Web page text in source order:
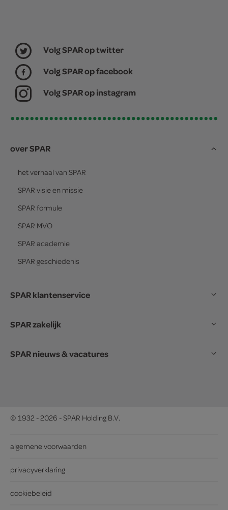
Volg SPAR op twitter
Volg SPAR op facebook
Volg SPAR op instagram
over SPAR
het verhaal van SPAR
SPAR visie en missie
SPAR formule
SPAR MVO
SPAR academie
SPAR geschiedenis
SPAR klantenservice
SPAR zakelijk
SPAR nieuws & vacatures
© 1932 - 2026 - SPAR Holding B.V.
algemene voorwaarden
privacyverklaring
cookiebeleid